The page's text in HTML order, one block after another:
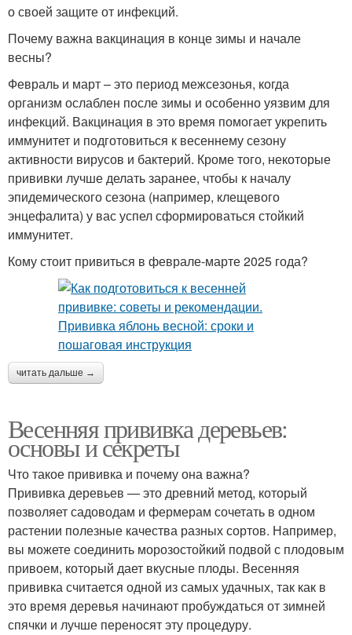
о своей защите от инфекций.
Почему важна вакцинация в конце зимы и начале
весны?
Февраль и март – это период межсезонья, когда
организм ослаблен после зимы и особенно уязвим для
инфекций. Вакцинация в это время помогает укрепить
иммунитет и подготовиться к весеннему сезону
активности вирусов и бактерий. Кроме того, некоторые
прививки лучше делать заранее, чтобы к началу
эпидемического сезона (например, клещевого
энцефалита) у вас успел сформироваться стойкий
иммунитет.
Кому стоит привиться в феврале-марте 2025 года?
читать дальше →
Весенняя прививка деревьев:
основы и секреты
Что такое прививка и почему она важна?
Прививка деревьев — это древний метод, который
позволяет садоводам и фермерам сочетать в одном
растении полезные качества разных сортов. Например,
вы можете соединить морозостойкий подвой с плодовым
привоем, который дает вкусные плоды. Весенняя
прививка считается одной из самых удачных, так как в
это время деревья начинают пробуждаться от зимней
спячки и лучше переносят эту процедуру.